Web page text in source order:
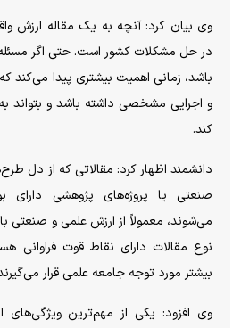
وی بیان کرد: آنچه به یک مقاله ارزش
در حل مشکلات کشور است. حتی اگر
باشد، زمانی اهمیت بیشتری پیدا می‌کند
و اجرایی مشخصی داشته باشد و بتواند
کند.
دانشمند اظهار کرد: مقالاتی که از دل
صنعتی یا پروژه‌های پژوهشی
می‌شوند، معمولاً از ارزش علمی و صنعتی
نوع مقالات دارای نقاط قوت فراوانی
بیشتر مورد توجه جامعه علمی قرار
وی افزود: یکی از مهم‌ترین ویژگی‌های